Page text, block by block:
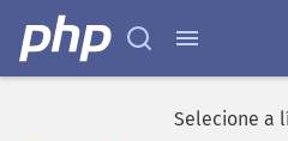
Selecione a